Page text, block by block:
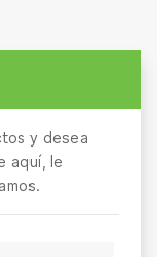
y desea
aquí, le